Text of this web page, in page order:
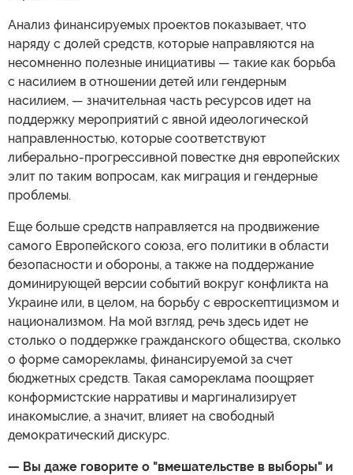
Анализ финансируемых проектов показывает, что
наряду с долей средств, которые направляются на
несомненно полезные инициативы — такие как борьба
с насилием в отношении детей или гендерным
насилием, — значительная часть ресурсов идет на
поддержку мероприятий с явной идеологической
направленностью, которые соответствуют
либерально-прогрессивной повестке дня европейских
элит по таким вопросам, как миграция и гендерные
проблемы.
Еще больше средств направляется на продвижение
самого Европейского союза, его политики в области
безопасности и обороны, а также на поддержание
доминирующей версии событий вокруг конфликта на
Украине или, в целом, на борьбу с евроскептицизмом и
национализмом. На мой взгляд, речь здесь идет не
столько о поддержке гражданского общества, сколько
о форме саморекламы, финансируемой за счет
бюджетных средств. Такая самореклама поощряет
конформистские нарративы и маргинализирует
инакомыслие, а значит, влияет на свободный
демократический дискурс.
— Вы даже говорите о "вмешательстве в выборы" и